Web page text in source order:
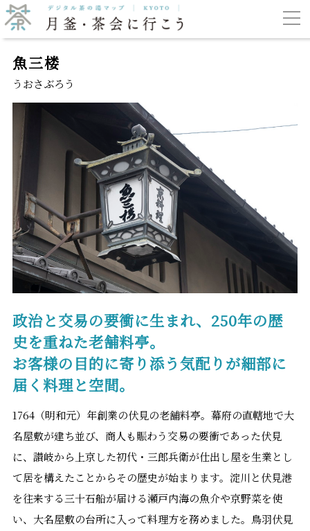
魚三楼
うおさぶろう
政治と交易の要衝に生まれ、250年の歴
史を重ねた老舗料亭。
お客様の目的に寄り添う気配りが細部に
届く料理と空間。
1764（明和元）年創業の伏見の老舗料亭。幕府の直轄地で大
名屋敷が建ち並び、商人も賑わう交易の要衝であった伏見
に、讃岐から上京した初代・三郎兵衛が仕出し屋を生業とし
て居を構えたことからその歴史が始まります。淀川と伏見港
を往来する三十石船が届ける瀬戸内海の魚介や京野菜を使
い、大名屋敷の台所に入って料理方を務めました。鳥羽伏見